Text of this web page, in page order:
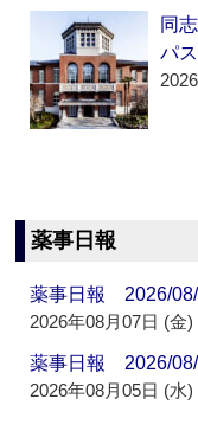
同
パ
薬事日報
薬事日報 2026/
2026年08月07日 (金)
薬事日報 2026/
2026年08月05日 (水)